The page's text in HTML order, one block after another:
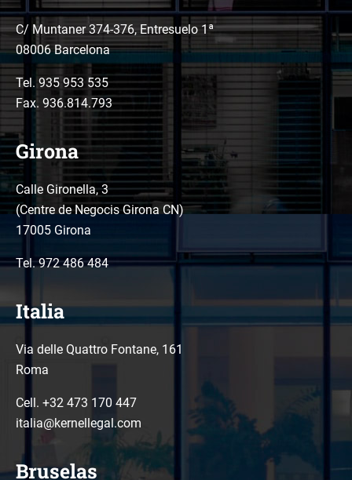
C/ Muntaner 374-376, Entresuelo 1ª
08006 Barcelona
Tel. 935 953 535
Fax. 936.814.793
Girona
Calle Gironella, 3
(Centre de Negocis Girona CN)
17005 Girona
Tel.972 486 484
Italia
Via delle Quattro Fontane, 161
Roma
Cell. +32 473 170 447
italia@kernellegal.com
Bruselas